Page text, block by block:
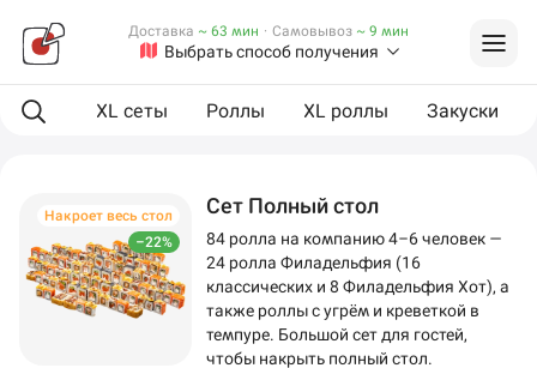
Выбрать способ получения
Доставка ~ 63 мин · Самовывоз ~ 9 мин
еда XL сеты Роллы XL роллы Закуски
–22%
Накроет весь стол Сет Полный стол
84 ролла на компанию 4–6 человек —
24 ролла Филадельфия (16
классических и 8 Филадельфия Хот), а
также роллы с угрём и креветкой в
темпуре. Большой сет для гостей,
чтобы накрыть полный стол.